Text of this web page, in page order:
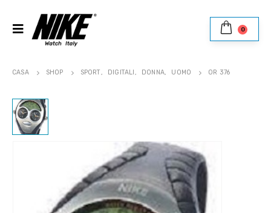
0
CASA SHOP SPORT, DIGITALI, DONNA, UOMO OR 376